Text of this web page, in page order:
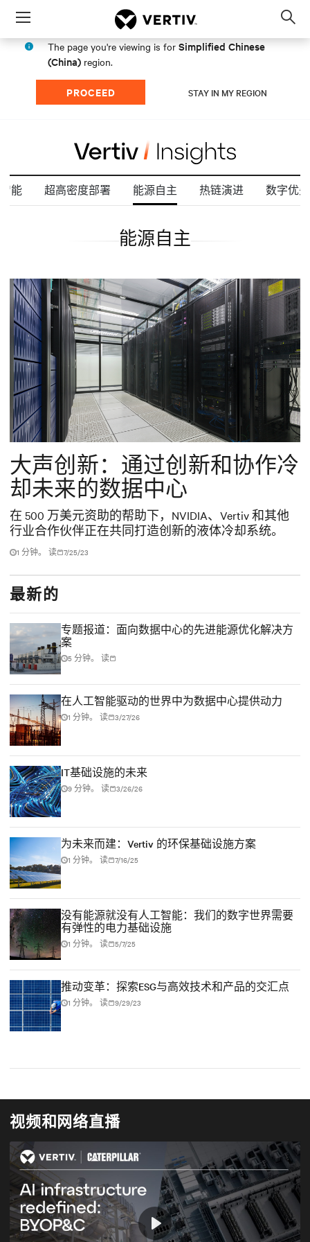
Menu
The page you're viewing is for Simplified Chinese
(China) region.
PROCEED STAY IN MY REGION
能 超高密度部署 能源自主 热链演进 数字优
能源自主
大声创新：通过创新和协作冷
却未来的数据中心
在 500 万美元资助的帮助下，NVIDIA、Vertiv 和其他
行业合作伙伴正在共同打造创新的液体冷却系统。
1 分钟。 读 7/25/23
最新的
专题报道：面向数据中心的先进能源优化解决方
案
5 分钟。 读
在人工智能驱动的世界中为数据中心提供动力
1 分钟。 读 3/27/26
IT基础设施的未来
9 分钟。 读 3/26/26
为未来而建：Vertiv 的环保基础设施方案
1 分钟。 读 7/16/25
没有能源就没有人工智能：我们的数字世界需要
有弹性的电力基础设施
1 分钟。 读 5/7/25
推动变革：探索ESG与高效技术和产品的交汇点
1 分钟。 读 9/29/23
视频和网络直播
Play